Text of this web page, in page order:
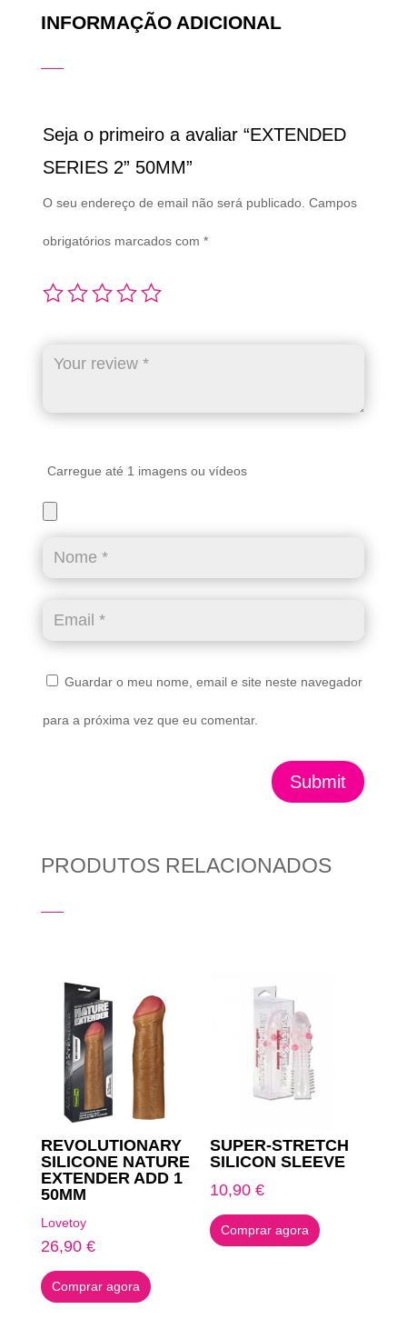
INFORMAÇÃO ADICIONAL
Seja o primeiro a avaliar “EXTENDED
SERIES 2” 50MM”
O seu endereço de email não será publicado. Campos
obrigatórios marcados com *
Carregue até 1 imagens ou vídeos
Guardar o meu nome, email e site neste navegador
para a próxima vez que eu comentar.
Submit
PRODUTOS RELACIONADOS
REVOLUTIONARY
SILICONE NATURE
EXTENDER ADD 1
50MM
Lovetoy
26,90 €
Comprar agora
SUPER-STRETCH
SILICON SLEEVE
10,90€
Comprar agora